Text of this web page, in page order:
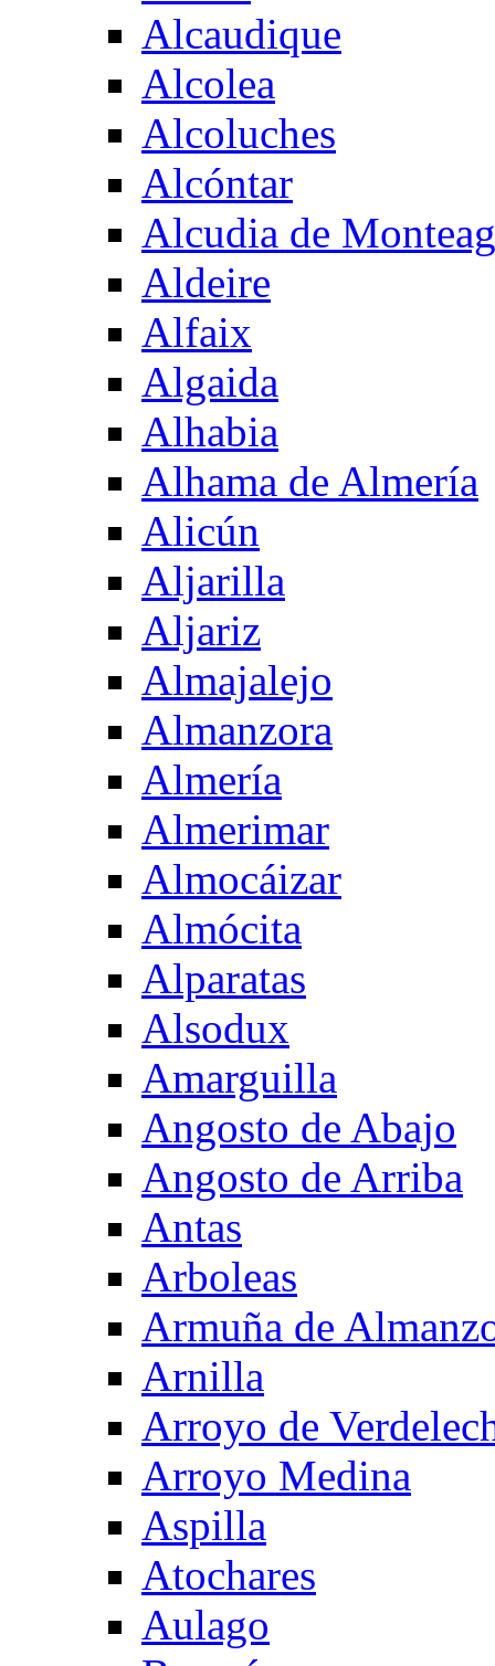
Alcaudique
Alcolea
Alcoluches
Alcóntar
Alcudia de
Aldeire
Alfaix
Algaida
Alhabia
Alhama de Almería
Alicún
Aljarilla
Aljariz
Almajalejo
Almanzora
Almería
Almerimar
Almocáizar
Almócita
Alparatas
Alsodux
Amarguilla
Angosto de Abajo
Angosto de Arriba
Antas
Arboleas
Armuña de
Arnilla
Arroyo de
Arroyo Medina
Aspilla
Atochares
Aulago